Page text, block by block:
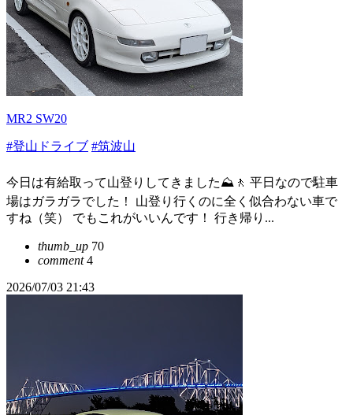
MR2 SW20
#登山ドライブ #筑波山
今日は有給取って山登りしてきました⛰️🚶 平日なので駐車
場はガラガラでした！ 山登り行くのに全く似合わない車で
すね（笑） でもこれがいいんです！ 行き帰り...
thumb_up 70
comment4
2026/07/03 21:43